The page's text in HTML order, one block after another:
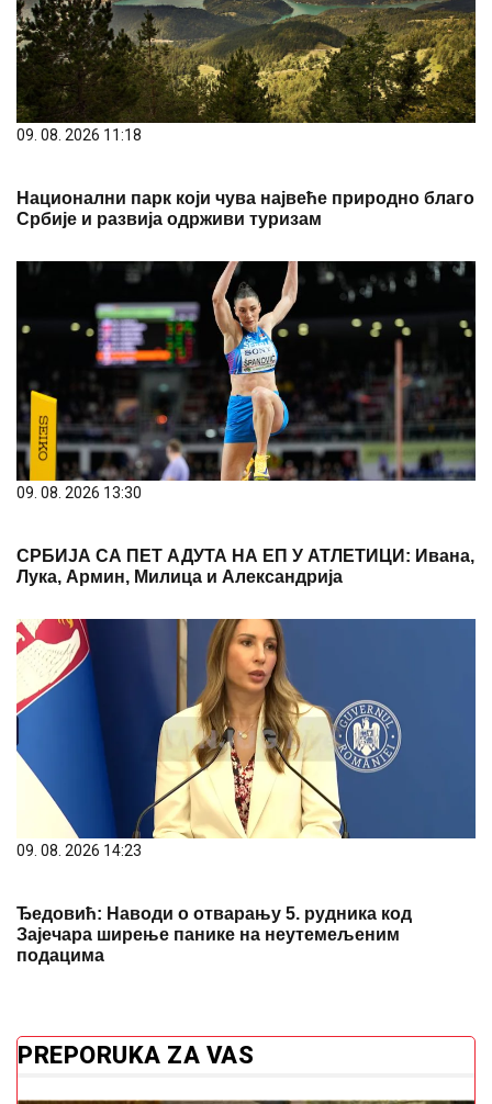
09. 08. 2026 11:18
Национални парк који чува највеће природно благо
Србије и развија одрживи туризам
09. 08. 2026 13:30
СРБИЈА СА ПЕТ АДУТА НА ЕП У АТЛЕТИЦИ: Ивана,
Лука, Армин, Милица и Александрија
09. 08. 2026 14:23
Ђедовић: Наводи о отварању 5. рудника код
Зајечара ширење панике на неутемељеним
подацима
PREPORUKA ZA VAS